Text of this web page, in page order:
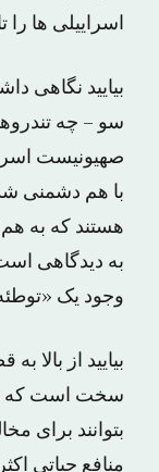
اسراییلی ها را
بیایید نگاهی
سو – چه
صهیونیست
با هم دشمنی
هستند که به هم
به دیدگاهی
وجود یک
بیایید از بالا
سخت است که
بتوانند برای